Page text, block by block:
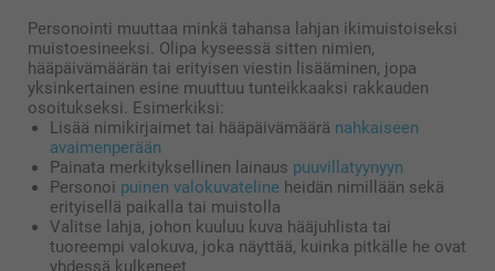
Personointi muuttaa minkä tahansa lahjan ikimuistoiseksi
muistoesineeksi. Olipa kyseessä sitten nimien,
hääpäivämäärän tai erityisen viestin lisääminen, jopa
yksinkertainen esine muuttuu tunteikkaaksi rakkauden
osoitukseksi. Esimerkiksi:
Lisää nimikirjaimet tai hääpäivämäärä nahkaiseen
avaimenperään
Painata merkityksellinen lainaus puuvillatyynyyn
Personoi puinen valokuvateline heidän nimillään sekä
erityisellä paikalla tai muistolla
Valitse lahja, johon kuuluu kuva hääjuhlista tai
tuoreempi valokuva, joka näyttää, kuinka pitkälle he ovat
yhdessä kulkeneet